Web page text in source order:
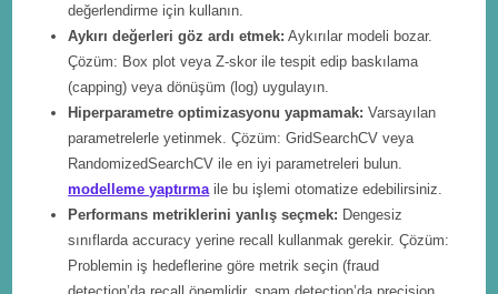
değerlendirme için kullanın.
Aykırı değerleri göz ardı etmek: Aykırılar modeli bozar.
Çözüm: Box plot veya Z-skor ile tespit edip baskılama
(capping) veya dönüşüm (log) uygulayın.
Hiperparametre optimizasyonu yapmamak: Varsayılan
parametrelerle yetinmek. Çözüm: GridSearchCV veya
RandomizedSearchCV ile en iyi parametreleri bulun.
modelleme yaptırma ile bu işlemi otomatize edebilirsiniz.
Performans metriklerini yanlış seçmek: Dengesiz
sınıflarda accuracy yerine recall kullanmak gerekir. Çözüm:
Problemin iş hedeflerine göre metrik seçin (fraud